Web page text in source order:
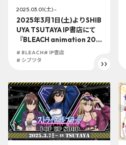
2025.03.01(土) -
2025年3月1日(土)よりSHIB
UYA TSUTAYA IP書店にて
『BLEACH animation 20t
h』 POP UP SHOPの開催が
決定！！
# BLEACH# IP書店
# シブツタ